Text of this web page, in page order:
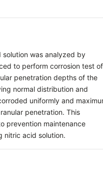
was analyzed by
to perform corrosion test of
penetration depths of the
normal distribution and
uniformly and
penetration. This
prevention maintenance
nitric acid solution.